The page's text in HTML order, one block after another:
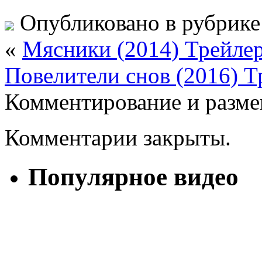
Опубликовано в
« Мясники (2014)
Повелители снов (2016)
Комментирование и
Комментарии закрыты.
Популярное видео